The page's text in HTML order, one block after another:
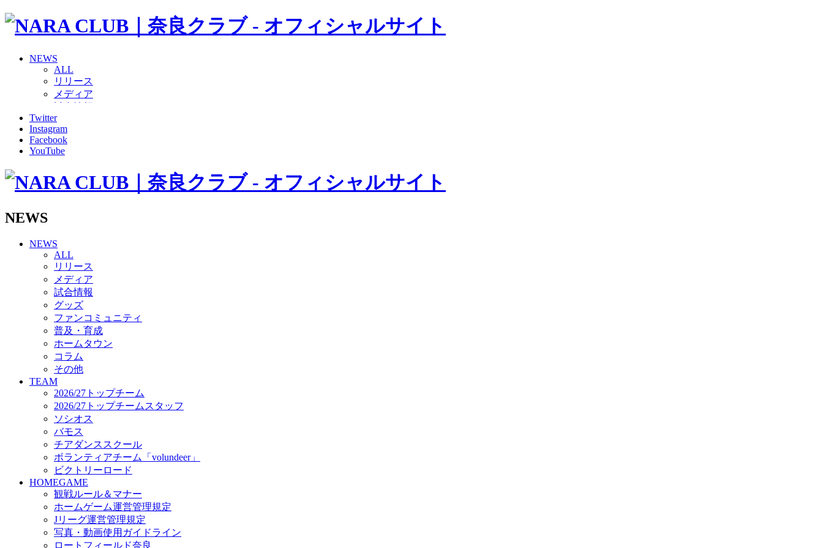
NEWS
ALL
リリース
メディア
グッズ
ファンコミュニティ
普及・育成
ホームタウン
その他
バモス
チアダンススクール
ボランティアチーム「volundeer」
ビクトリーロード
HOMEGAME
観戦ルール＆マナー
ホームゲーム運営管理規定
Jリーグ運営管理規定
写真・動画使用ガイドライン
ロートフィールド奈良
SCHEDULE
2026/27
練習見学時のファンサービスについて
TICKET
奈良クラブ明治安田J3リーグ2026/27シーズン試合観戦チケット
奈良クラブ明治安田Ｊ3リーグ 2026/27シーズン「鹿パス」
観戦ルール＆マナー
FANCOMMUNITY
2026/27ファンコミュニティ
サポートショップ
GOODS
オフィシャルストア（実店舗）
オンラインストア
ACADEMY
アカデミーについて
Twitter
Instagram
Facebook
YouTube
NEWS
NEWS
ALL
リリース
メディア
試合情報
グッズ
ファンコミュニティ
普及・育成
ホームタウン
コラム
その他
TEAM
2026/27トップチーム
2026/27トップチームスタッフ
ソシオス
バモス
チアダンススクール
ボランティアチーム「volundeer」
ビクトリーロード
HOMEGAME
観戦ルール＆マナー
ホームゲーム運営管理規定
Jリーグ運営管理規定
写真・動画使用ガイドライン
ロートフィールド奈良